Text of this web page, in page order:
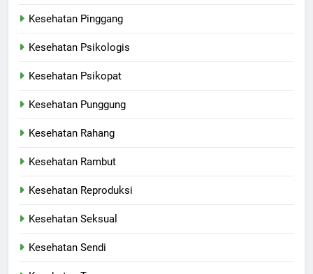
Kesehatan Pinggang
Kesehatan Psikologis
Kesehatan Psikopat
Kesehatan Punggung
Kesehatan Rahang
Kesehatan Rambut
Kesehatan Reproduksi
Kesehatan Seksual
Kesehatan Sendi